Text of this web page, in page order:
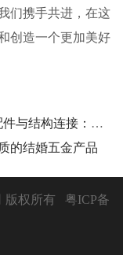
们携手共进，在这
创造一个更加美好
上一篇：云顶集团app免费下载：五金配件与结构连接：打造高效建筑应用
的结婚五金产品
版权所有 粤ICP备